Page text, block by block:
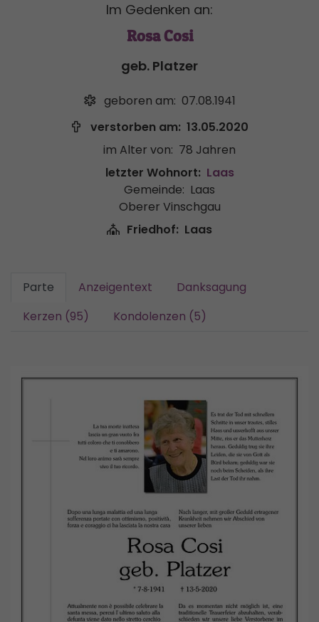
Im Gedenken an:
Rosa Cosi
geb. Platzer
geboren am: 07.08.1941
verstorben am: 13.05.2020
im Alter von: 78 Jahren
letzter Wohnort: Laas
Gemeinde: Laas
Oberer Vinschgau
Friedhof: Laas
Parte Anzeigentext
Danksagung
Kerzen (95)
Kondolenzen (5)